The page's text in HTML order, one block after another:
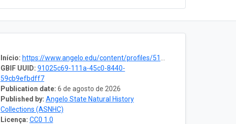
Início: https://www.angelo.edu/content/profiles/5109-amphibians-and-reptiles/Templates/profiles-asnhc
GBIF UUID: 91025c69-111a-45c0-8440-
59cb9efbdff7
Publication date: 6 de agosto de 2026
Published by: Angelo State Natural History
Collections (ASNHC)
Licença: CC0 1.0